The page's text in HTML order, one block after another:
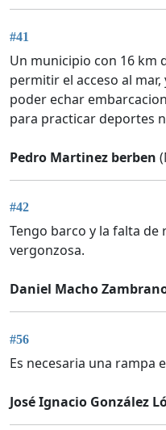
#41
Un municipio con 16 km
permitir el acceso al
poder echar
para practicar deportes
Pedro Martinez berben
#42
Tengo barco y la falta de
vergonzosa.
Daniel Macho
#56
Es necesaria una rampa
José Ignacio González